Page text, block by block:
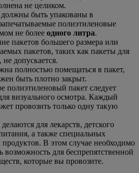
не целиком.
должны быть упакованы в
полиэтиленовые
не более одного литра.
пакетов большего размера или
пакетов, таких как пакеты для
не допускается.
полностью помещаться в пакет,
быть плотно закрыт.
полиэтиленовый пакет следует
визуального осмотра. Каждый
провозить только одну такую
для лекарств, детского
а также специальных
продуктов. В этом случае необходимо
возможность для беспрепятственной
которые вы провозите.